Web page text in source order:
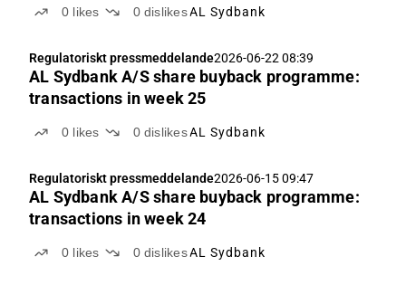
0 likes 0 dislikesAL Sydbank
Regulatoriskt pressmeddelande2026-06-22 08:39
AL Sydbank A/S share buyback programme:
transactions in week 25
0 likes 0 dislikesAL Sydbank
Regulatoriskt pressmeddelande2026-06-15 09:47
AL Sydbank A/S share buyback programme:
transactions in week 24
0 likes 0 dislikesAL Sydbank